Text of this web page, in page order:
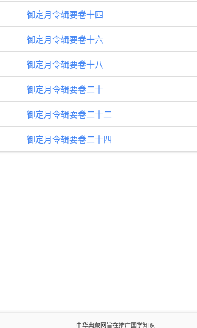
御定月令辑要卷十四
御定月令辑要卷十六
御定月令辑要卷十八
御定月令辑要卷二十
御定月令辑耍卷二十二
御定月令辑要卷二十四
中华典藏网旨在推广国学知识